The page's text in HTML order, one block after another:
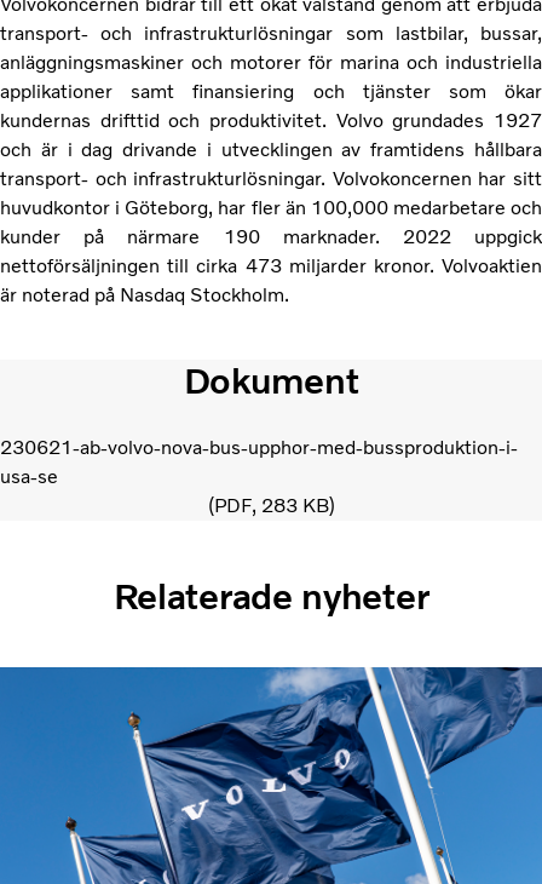
transport- och infrastrukturlösningar som lastbilar, bussar,
anläggningsmaskiner och motorer för marina och industriella
applikationer samt finansiering och tjänster som ökar
kundernas drifttid och produktivitet. Volvo grundades 1927
och är i dag drivande i utvecklingen av framtidens hållbara
transport- och infrastrukturlösningar. Volvokoncernen har sitt
huvudkontor i Göteborg, har fler än 100,000 medarbetare och
kunder på närmare 190 marknader. 2022 uppgick
nettoförsäljningen till cirka 473 miljarder kronor. Volvoaktien
är noterad på Nasdaq Stockholm.
Dokument
230621-ab-volvo-nova-bus-upphor-med-bussproduktion-i-
usa-se
PDF 283 KB
Relaterade nyheter